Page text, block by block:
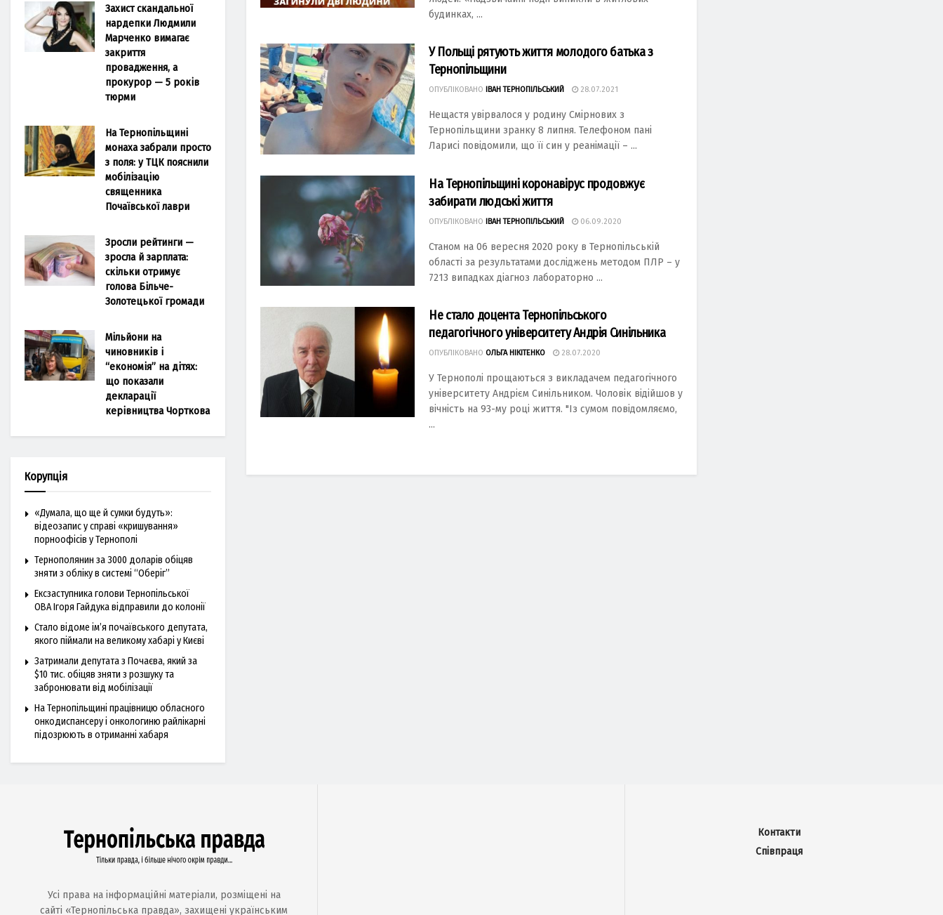
будинках, ...
У Польщі рятують життя молодого батька з
Тернопільщини
ОПУБЛІКОВАНО ІВАН ТЕРНОПІЛЬСЬКИЙ 28.07.2021
Нещастя увірвалося у родину Смірнових з
Тернопільщини зранку 8 липня. Телефоном пані
Ларисі повідомили, що її син у реанімації – ...
На Тернопільщині коронавірус продовжує
забирати людські життя
ОПУБЛІКОВАНО ІВАН ТЕРНОПІЛЬСЬКИЙ 06.09.2020
Станом на 06 вересня 2020 року в Тернопільській
області за результатами досліджень методом ПЛР – у
7213 випадках діагноз лабораторно ...
Не стало доцента Тернопільського
педагогічного університету Андрія Синільника
ОПУБЛІКОВАНО ОЛЬГА НІКІТЕНКО 28.07.2020
У Тернополі прощаються з викладачем педагогічного
університету Андрієм Синільником. Чоловік відійшов у
вічність на 93-му році життя. "Із сумом повідомляємо,
...
Захист скандальної
нардепки Людмили
Марченко вимагає
закриття
провадження, а
прокурор — 5 років
тюрми
На Тернопільщині
монаха забрали просто
з поля: у ТЦК пояснили
мобілізацію
священника
Почаївської лаври
Зросли рейтинги —
зросла й зарплата:
скільки отримує
голова Більче-
Золотецької громади
Мільйони на
чиновників і
“економія” на дітях:
що показали
декларації
керівництва Чорткова
Корупція
«Думала, що ще й сумки будуть»:
відеозапис у справі «кришування»
порноофісів у Тернополі
Тернополянин за 3000 доларів обіцяв
зняти з обліку в системі “Оберіг”
Ексзаступника голови Тернопільської
ОВА Ігоря Гайдука відправили до колонії
Стало відоме ім’я почаївського депутата,
якого піймали на великому хабарі у Києві
Затримали депутата з Почаєва, який за
$10 тис. обіцяв зняти з розшуку та
забронювати від мобілізації
На Тернопільщині працівницю обласного
онкодиспансеру і онкологиню райлікарні
підозрюють в отриманні хабаря
Усі права на інформаційні матеріали, розміщені на
сайті «Тернопільська правда», захищені українським
Контакти
Співпраця